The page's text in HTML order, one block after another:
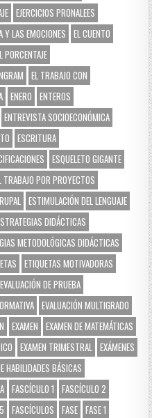
EJERCICIOS PRONALEES
Y LAS EMOCIONES
EL CUENTO
PORCENTAJE
EL TRABAJO CON
ENERO
ENTEROS
ENTREVISTA SOCIOECONÓMICA
ESCRITURA
ESQUELETO GIGANTE
TRABAJO POR PROYECTOS
ESTIMULACIÓN DEL LENGUAJE
DIDÁCTICAS
METODOLÓGICAS DIDÁCTICAS
ETIQUETAS MOTIVADORAS
EVALUACIÓN DE PRUEBA
EVALUACIÓN MULTIGRADO
EXAMEN
EXAMEN DE MATEMÁTICAS
EXAMEN TRIMESTRAL EXÁMENES
HABILIDADES BÁSICAS
FASCÍCULO 1
FASCÍCULO 2
FASCÍCULOS FASE FASE 1